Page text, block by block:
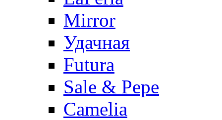
Mirror
Удачная
Futura
Sale & Pepe
Camelia